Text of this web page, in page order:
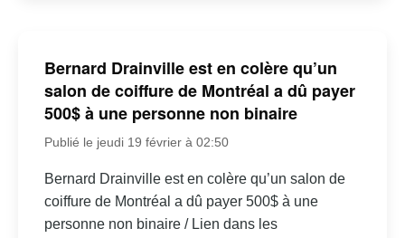
Bernard Drainville est en colère qu’un
salon de coiffure de Montréal a dû payer
500$ à une personne non binaire
Publié le jeudi 19 février à 02:50
Bernard Drainville est en colère qu’un salon de
coiffure de Montréal a dû payer 500$ à une
personne non binaire / Lien dans les